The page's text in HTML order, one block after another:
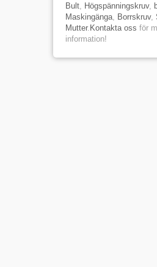
Bult, Högspänningskruv,
Maskingänga, Borrskruv,
Mutter. Kontakta oss för
information!